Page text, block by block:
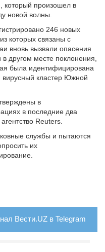
который произошел в
новой волны.
246 новых
которых связаны с
вновь вызвали опасения
другом месте поклонения,
была идентифицирована
вирусный кластер Южной
в
в последние два
Reuters.
службы и пытаются
их
Вести.UZ в Telegram